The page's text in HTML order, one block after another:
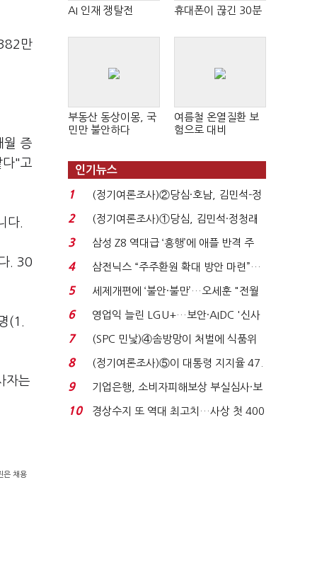
만
월 증
다"고
다.
. 30
(1.
자는
은 채용
AI 인재 쟁탈전 휴대폰이 끊긴 30분
부동산 동상이몽, 국
민만 불안하다
여름철 온열질환 보
험으로 대비
인기뉴스
1
(정기여론조사)②당심·호남, 김민석-정
청래 '초접전'...
2
(정기여론조사)①당심, 김민석·정청래
'초접전'…대통령 ...
3
삼성 Z8 역대급 ‘흥행’에 애플 반격 주
목…9월 ‘폴...
4
삼전닉스 “주주환원 확대 방안 마련”…
로이터에 성명...
5
세제개편에 ‘불안·불만’…오세훈 "전월
세 구하기 더 ...
6
영업익 늘린 LGU+…보안·AIDC '신사
업 드라이브'...
7
(SPC 민낯)④솜방망이 처벌에 식품위
생법 위반 반복...
8
(정기여론조사)⑤이 대통령 지지율 47.
7%…일주일 만에 ...
9
기업은행, 소비자피해보상 부실심사·보
이스피싱 공시 ...
10
경상수지 또 역대 최고치…사상 첫 400